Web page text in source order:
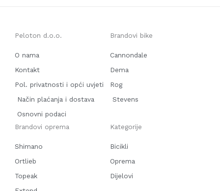
Peloton d.o.o.
O nama
Kontakt
Pol. privatnosti i opći uvjeti
Način plaćanja i dostava
Osnovni podaci
Brandovi bike
Cannondale
Dema
Rog
Stevens
Brandovi oprema
Shimano
Ortlieb
Topeak
Kategorije
Bicikli
Oprema
Dijelovi